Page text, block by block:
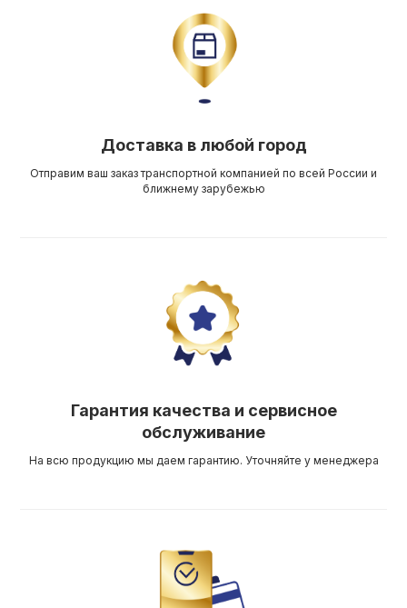
Доставка в любой город
Отправим ваш заказ транспортной компанией по всей России и
ближнему зарубежью
Гарантия качества и сервисное
обслуживание
На всю продукцию мы даем гарантию. Уточняйте у менеджера